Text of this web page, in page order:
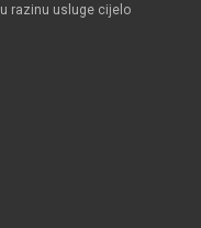
razinu usluge cijelo